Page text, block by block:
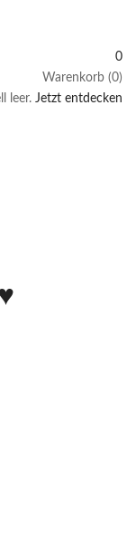
0
Warenkorb (0)
leer. Jetzt entdecken